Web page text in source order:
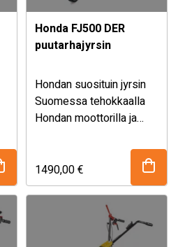
Honda FJ500 DER
puutarhajyrsin
Hondan suosituin jyrsin
Suomessa tehokkaalla
Hondan moottorilla ja
1490,00€